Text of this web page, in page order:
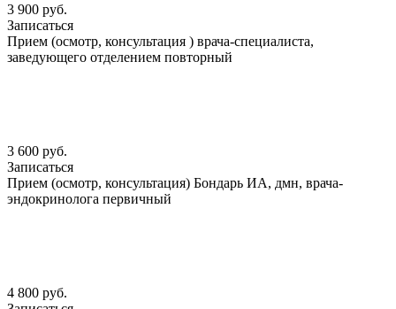
3 900 руб.
Записаться
Прием (осмотр, консультация ) врача-специалиста,
заведующего отделением повторный
3 600 руб.
Записаться
Прием (осмотр, консультация) Бондарь ИА, дмн, врача-
эндокринолога первичный
4 800 руб.